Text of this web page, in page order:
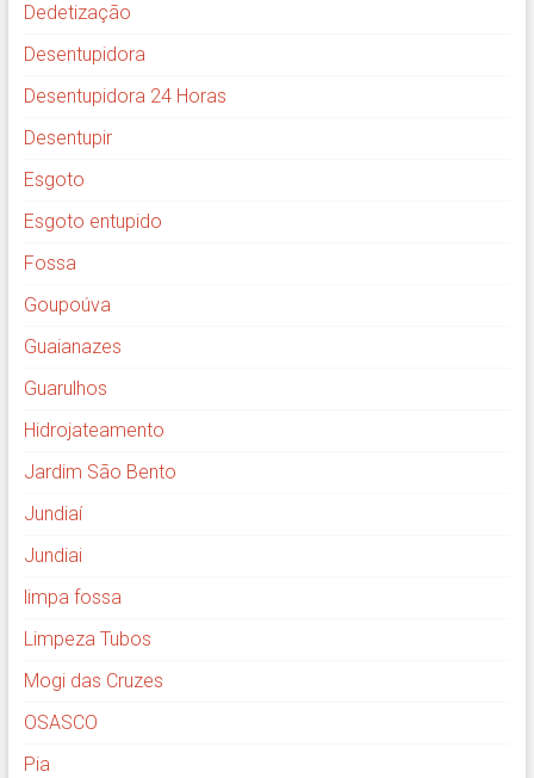
Dedetização
Desentupidora
Desentupidora 24 Horas
Desentupir
Esgoto
Esgoto entupido
Fossa
Goupoúva
Guaianazes
Guarulhos
Hidrojateamento
Jardim São Bento
Jundiaí
Jundiai
limpa fossa
Limpeza Tubos
Mogi das Cruzes
OSASCO
Pia